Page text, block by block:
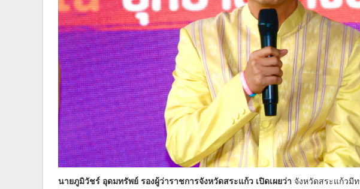
นายภูมิวัชร์ อุดมทรัพย์ รองผู้ว่าราชการจังหวัดสระแก้ว เปิดเผยว่า จังหวัดสระแก้วมี